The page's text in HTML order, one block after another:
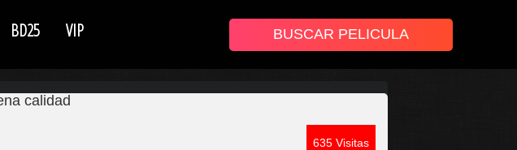
BD25 VIP
calidad
635 Visitas